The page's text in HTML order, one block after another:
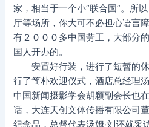
家，相当于一个小“联合国”。所
厅等场所，你大可不必担心语言
有２０００多中国劳工，大部分
国人开办的。
安置好行装，进行了短暂的休
行了简朴欢迎仪式，酒店总经理
中国新闻摄影学会胡颖副会长也
话，大连天创文体传播有限公司
纪念品，总督代表汤姆·刘还就采